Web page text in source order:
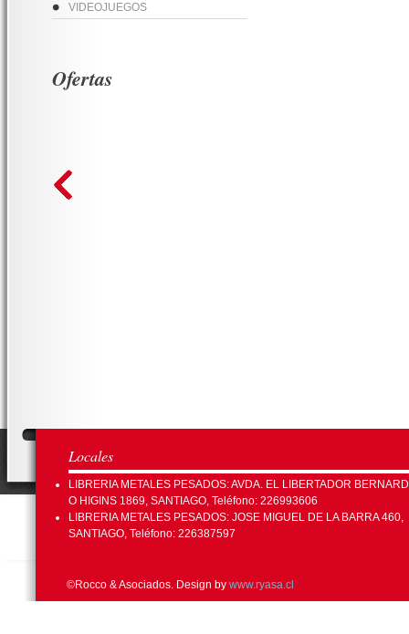
VIDEOJUEGOS
Ofertas
Locales
LIBRERIA METALES PESADOS: AVDA. EL LIBERTADOR
O HIGINS 1869, SANTIAGO, Teléfono: 226993606
LIBRERIA METALES PESADOS: JOSE MIGUEL DE LA BARRA 460,
SANTIAGO, Teléfono: 226387597
©Rocco & Asociados. Design by www.ryasa.cl